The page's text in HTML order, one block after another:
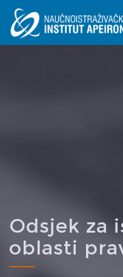
Skip to main content
Odsjek za
oblasti